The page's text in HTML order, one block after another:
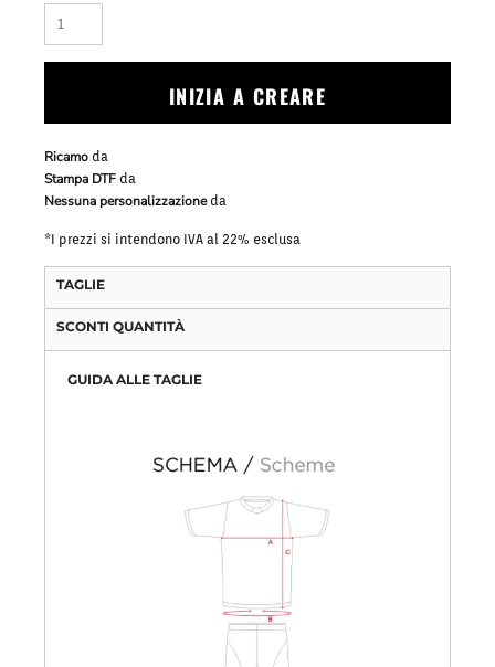
INIZIA A CREARE
Ricamo da
Stampa DTF da
Nessuna personalizzazioneda
*I prezzi si intendono IVA al 22% esclusa
TAGLIE
SCONTI QUANTITÀ
GUIDA ALLE TAGLIE